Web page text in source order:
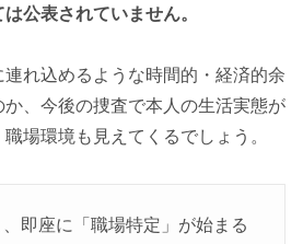
公表されていません。
れ込めるような時間的・経済的余
、今後の捜査で本人の生活実態が
場環境も見えてくるでしょう。
即座に「職場特定」が始まる